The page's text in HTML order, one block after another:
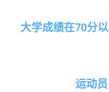
大学成绩在70分
运动员